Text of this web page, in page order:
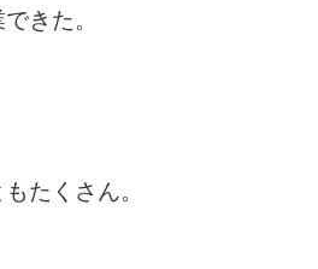
きた。
たくさん。